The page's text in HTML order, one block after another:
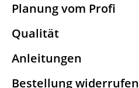
Planung vom Profi
Qualität
Anleitungen
Bestellung widerrufen